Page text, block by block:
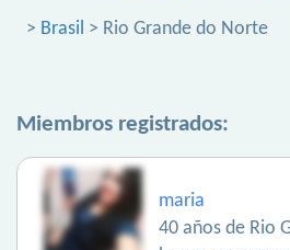
> Brasil > Rio Grande do Norte
Miembros registrados:
maria
40 años de Rio